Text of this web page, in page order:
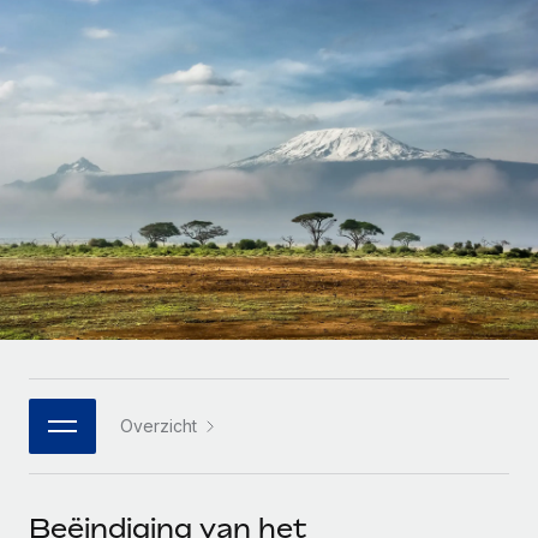
Ingewikkelde HR-taken eenvoudig uitbesteden
INFRASTRUCTUUR
HR naadloos in workflows integreren
Platform
Ingebouwde essentiële HR-functies voor je team
Integraties
Start-ups
Flexibele global HR en payroll solutions voor groeiende
bedrijven
Teams uitbreiden met HR solutions op maat
Enterprise
Global HR voor grote bedrijven
WERK MET ONS SAMEN
Strategische technologiepartners
Een partner worden
Ontdek valuta-opties en betaalsnelheden voor
internationale zzp'ers
LEREN MET REMOTE
Onderzoek en gidsen
Casestudy's
HR-woordenlijst
Checklists en templates
Webinars
Français
Deutsch
Italiano
Português (Portugal)
日本語
한국어
Overzicht
Beëindiging van het